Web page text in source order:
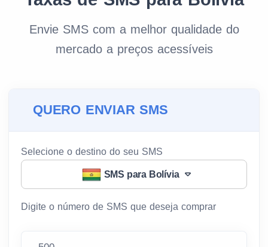
Envie SMS com a melhor qualidade do
mercado a preços acessíveis
QUERO ENVIAR SMS
Selecione o destino do seu SMS
SMS para Bolívia
Digite o número de SMS que deseja comprar